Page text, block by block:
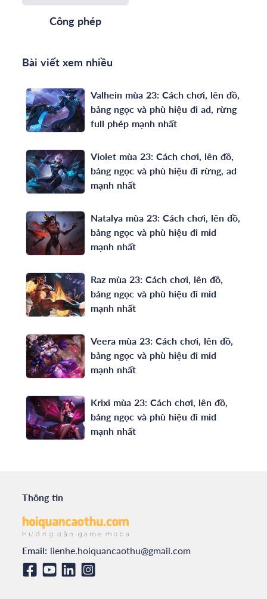
Công phép
Bài viết xem nhiều
Valhein mùa 23: Cách chơi, lên đồ,
bảng ngọc và phù hiệu đi ad, rừng
full phép mạnh nhất
Violet mùa 23: Cách chơi, lên đồ,
bảng ngọc và phù hiệu đi rừng, ad
mạnh nhất
Natalya mùa 23: Cách chơi, lên đồ,
bảng ngọc và phù hiệu đi mid
mạnh nhất
Raz mùa 23: Cách chơi, lên đồ,
bảng ngọc và phù hiệu đi mid
mạnh nhất
Veera mùa 23: Cách chơi, lên đồ,
bảng ngọc và phù hiệu đi mid
mạnh nhất
Krixi mùa 23: Cách chơi, lên đồ,
bảng ngọc và phù hiệu đi mid
mạnh nhất
Thông tin
Email: lienhe.hoiquancaothu@gmail.com